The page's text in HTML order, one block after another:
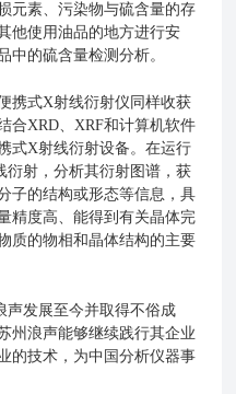
元素、污染物与硫含量的存
他使用油品的地方进行安
中的硫含量检测分析。
式X射线衍射仪同样收获
合XRD、XRF和计算机软件
式X射线衍射设备。在运行
衍射，分析其衍射图谱，获
子的结构或形态等信息，具
精度高、能得到有关晶体完
质的物相和晶体结构的主要
发展至今并取得不俗成
州浪声能够继续践行其企业
的技术，为中国分析仪器事